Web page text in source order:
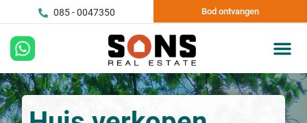
085 - 0047350 Bod ontvangen